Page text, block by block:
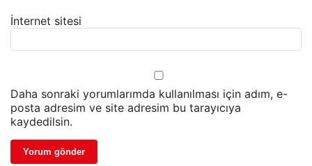
İnternet sitesi
Daha sonraki yorumlarımda kullanılması için adım, e-
posta adresim ve site adresim bu tarayıcıya
kaydedilsin.